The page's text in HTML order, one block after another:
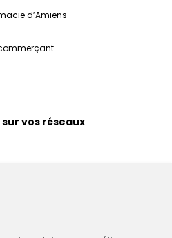
d’Amiens
vos réseaux